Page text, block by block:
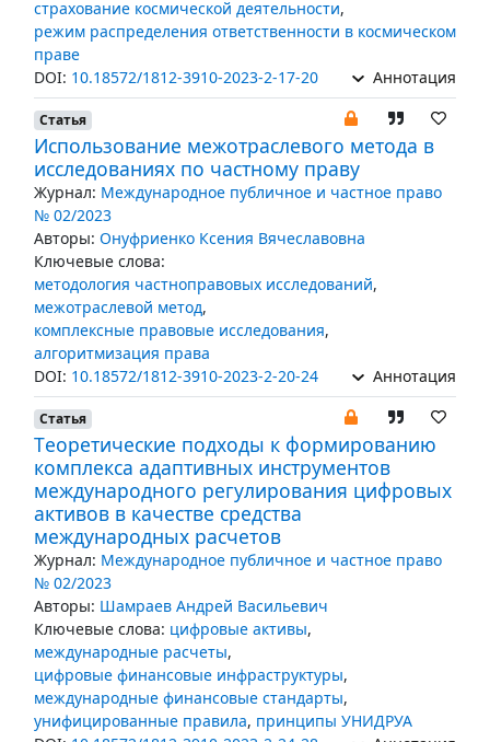
страхование космической деятельности,
режим распределения ответственности в космическом
праве
DOI: 10.18572/1812-3910-2023-2-17-20 Аннотация
Статья
Использование межотраслевого метода в
исследованиях по частному праву
Журнал: Международное публичное и частное право
№ 02/2023
Авторы: Онуфриенко Ксения Вячеславовна
Ключевые слова:
методология частноправовых исследований,
межотраслевой метод,
комплексные правовые исследования,
алгоритмизация права
DOI: 10.18572/1812-3910-2023-2-20-24 Аннотация
Статья
Тeоретические подходы к формированию
комплекса адаптивных инструментов
международного регулирования цифровых
активов в качестве средства
международных расчетов
Журнал: Международное публичное и частное право
№ 02/2023
Авторы: Шамраев Андрей Васильевич
Ключевые слова: цифровые активы,
международные расчеты,
цифровые финансовые инфраструктуры,
международные финансовые стандарты,
унифицированные правила, принципы УНИДРУА